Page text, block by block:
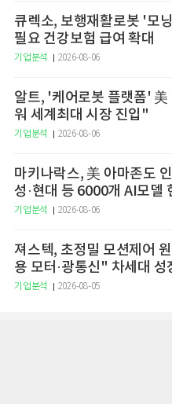
큐렉소, 보행재활로봇 '모
필요 건강보험 급여 확대
기업분석 2026-08-06
알트, '케어로봇 플랫폼'
워 세계최대 시장 진입"
기업분석 2026-08-06
마키나락스, 美 아마존도
성·현대 등 6000개 AI모델
기업분석 2026-08-06
져스텍, 초정밀 모션제어
용 모터·광통신" 차세대 성
기업분석 2026-08-05